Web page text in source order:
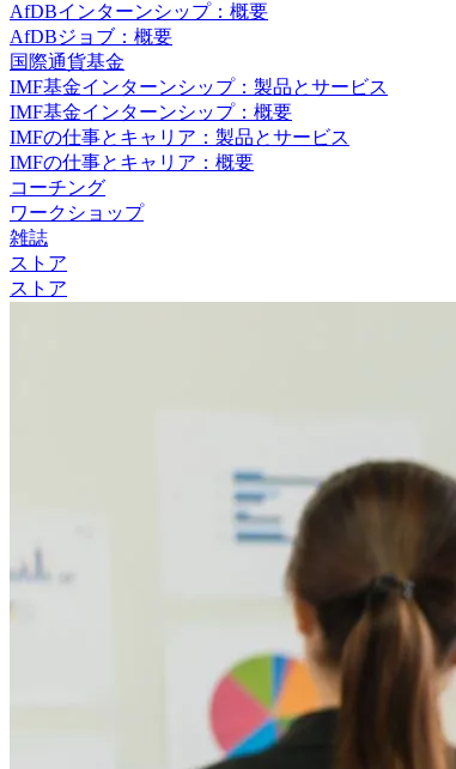
AfDBインターンシップ：概要
AfDBジョブ：概要
国際通貨基金
IMF基金インターンシップ：製品とサービス
IMF基金インターンシップ：概要
IMFの仕事とキャリア：製品とサービス
IMFの仕事とキャリア：概要
コー​​チング
ワークショップ
雑誌
ストア
ストア